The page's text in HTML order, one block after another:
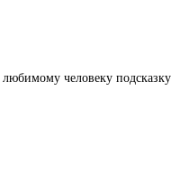
человеку подсказку